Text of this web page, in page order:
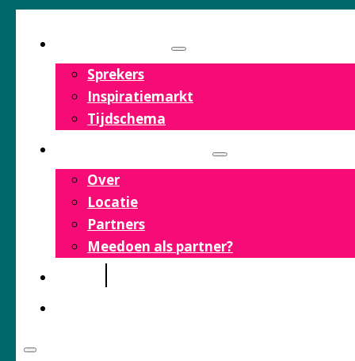
Sprekers
Inspiratiemarkt
Tijdschema
Over
Locatie
Partners
Meedoen als partner?